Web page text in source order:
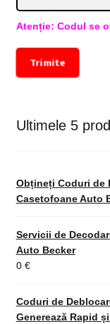
Atenție: Codul se
Trimite
Ultimele 5
Obțineți Coduri de
Casetofoane Auto
Servicii de
Auto Becker
0 €
Coduri de
Generează Rapid